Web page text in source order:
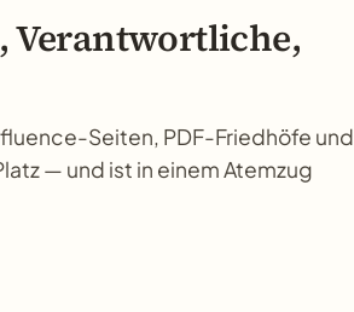
Verantwortliche,
Seiten, PDF-Friedhöfe und
— und ist in einem Atemzug